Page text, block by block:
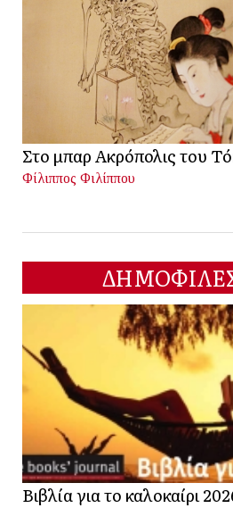
Στο μπαρ Ακρόπολις του
Φίλιππος Φιλίππου
Βιβλία για το καλοκαίρι